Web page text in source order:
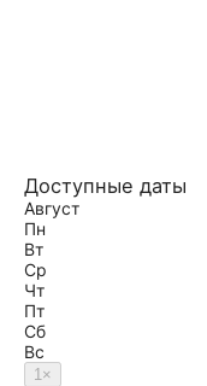
Доступные даты
Август
Пн
Вт
Ср
Чт
Пт
Сб
Вс
1×